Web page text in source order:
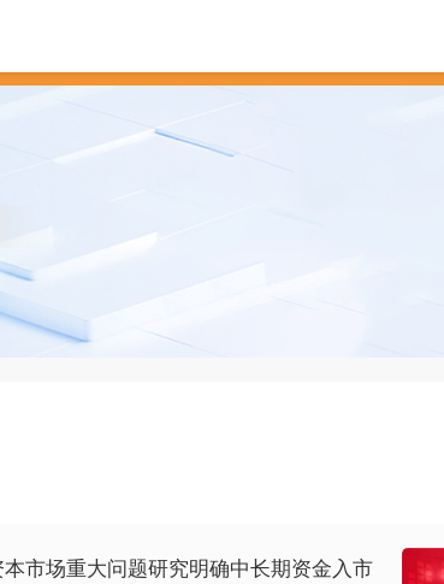
市场重大问题研究明确中长期资金入市